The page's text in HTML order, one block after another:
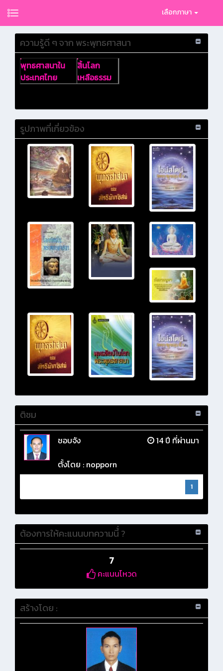
เลือกภาษา
ความรู้ดี ๆ จาก พระพุทธศาสนา
พุทธศาสนาใน
ประเทศไทย
สิ้นโลก
เหลือธรรม
รูปภาพที่เกี่ยวข้อง
ติชม
ชอบจัง
ตั้งโดย : nopporn
14 ปี ที่ผ่านมา
1
ต้องการให้คะแนนบทความนี้่ ?
7
คะแนนโหวด
สร้างโดย :